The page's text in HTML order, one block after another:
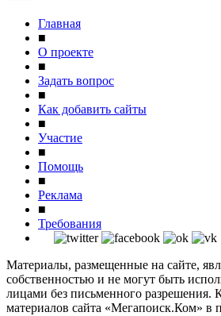
Главная
■
О проекте
■
Задать вопрос
■
Как добавить сайты
■
Участие
■
Помощь
■
Реклама
■
Требования
Материалы, размещенные на сайте,
собственностью и не могут быть
лицами без письменного разрешения.
материалов сайта «Мегапоиск.Ком» в